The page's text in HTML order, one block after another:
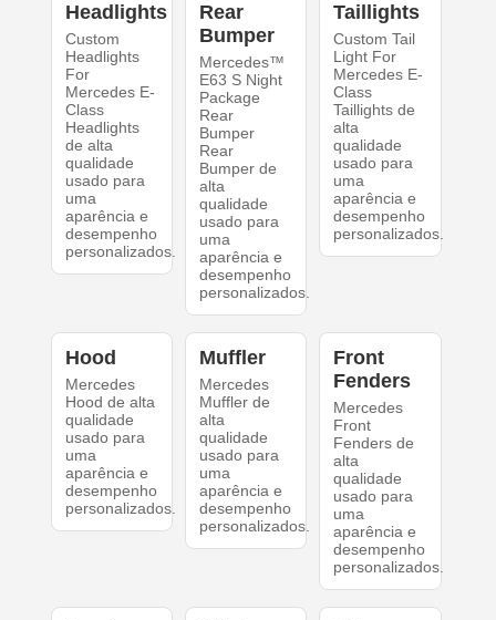
Headlights
Custom
Headlights
For
Mercedes E-
Class
Headlights
de alta
qualidade
usado para
uma
aparência e
desempenho
personalizados.
Rear
Bumper
Mercedes™
E63 S Night
Package
Rear
Bumper
Rear
Bumper de
alta
qualidade
usado para
uma
aparência e
desempenho
personalizados.
Taillights
Custom Tail
Light For
Mercedes E-
Class
Taillights de
alta
qualidade
usado para
uma
aparência e
desempenho
personalizados.
Hood
Mercedes
Hood de alta
qualidade
usado para
uma
aparência e
desempenho
personalizados.
Muffler
Mercedes
Muffler de
alta
qualidade
usado para
uma
aparência e
desempenho
personalizados.
Front
Fenders
Mercedes
Front
Fenders de
alta
qualidade
usado para
uma
aparência e
desempenho
personalizados.